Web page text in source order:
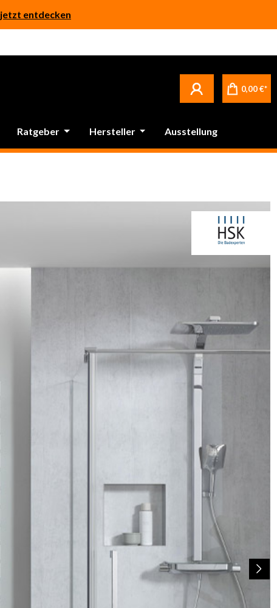
jetzt entdecken
0,00 €*
Ratgeber Hersteller Ausstellung